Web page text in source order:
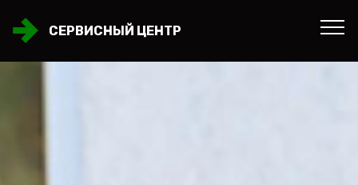
СЕРВИСНЫЙ ЦЕНТР